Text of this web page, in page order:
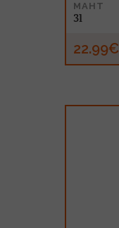
MAHT
3l
22.99€